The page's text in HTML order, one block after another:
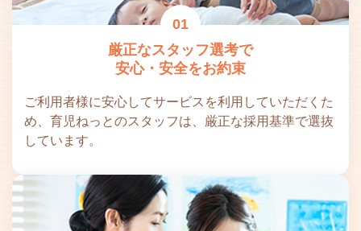
01
厳正なスタッフ選考で
安心・安全をお約束
ご利用者様に安心してサービスを利用していただくた
め、育児ねっとのスタッフは、厳正な採用基準で選抜
しています。